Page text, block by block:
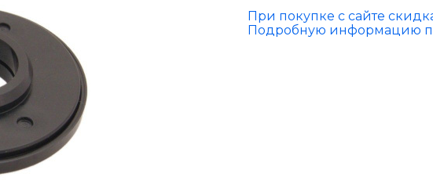
При покупке с сайте
Подробную информацию